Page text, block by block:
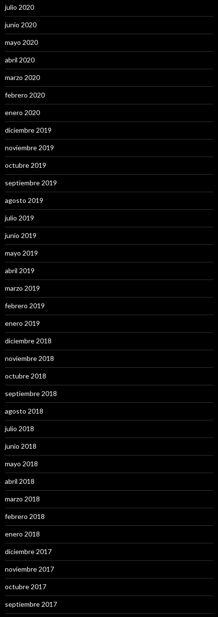
julio 2020
junio 2020
mayo 2020
abril 2020
marzo 2020
febrero 2020
enero 2020
diciembre 2019
noviembre 2019
octubre 2019
septiembre 2019
agosto 2019
julio 2019
junio 2019
mayo 2019
abril 2019
marzo 2019
febrero 2019
enero 2019
diciembre 2018
noviembre 2018
octubre 2018
septiembre 2018
agosto 2018
julio 2018
junio 2018
mayo 2018
abril 2018
marzo 2018
febrero 2018
enero 2018
diciembre 2017
noviembre 2017
octubre 2017
septiembre 2017